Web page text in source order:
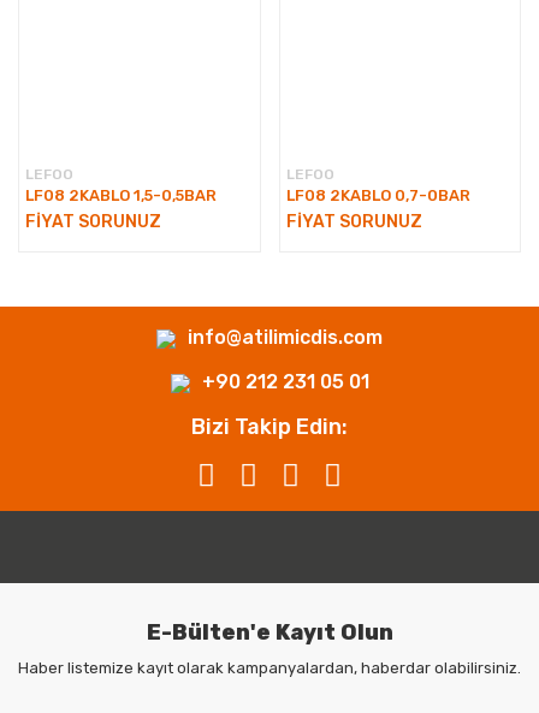
LEFOO
LF08 2KABLO 1,5-0,5BAR
FİYAT SORUNUZ
LEFOO
LF08 2KABLO 0,7-0BAR
FİYAT SORUNUZ
info@atilimicdis.com
+90 212 231 05 01
Bizi Takip Edin:
E-Bülten'e Kayıt Olun
Haber listemize kayıt olarak kampanyalardan, haberdar olabilirsiniz.